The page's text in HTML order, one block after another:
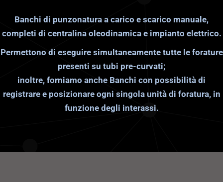
Banchi di punzonatura a carico e scarico manuale,
completi di centralina oleodinamica e impianto elettrico.
Permettono di eseguire simultaneamente tutte le forature
presenti su tubi pre-curvati;
inoltre, forniamo anche Banchi con possibilità di
registrare e posizionare ogni singola unità di foratura, in
funzione degli interassi.